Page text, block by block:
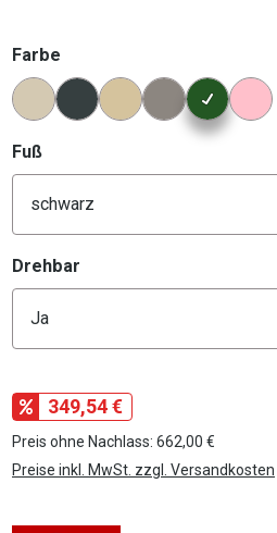
Farbe
Konfigurator Farbe
Fußauswählen
Drehbar
349,54 €
Preis ohne Nachlass: 662,00 €
Preise inkl. MwSt. zzgl. Versandkosten